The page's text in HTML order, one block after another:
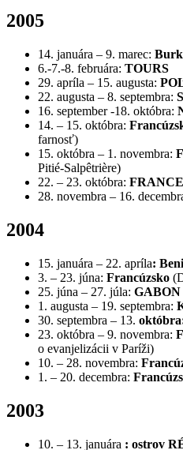
2005
14. januára – 9. marec:
6.-7.-8. februára: TOURS
29. apríla – 15. augusta:
22. augusta – 8. septembra:
16. september -18. októbra:
14. – 15. októbra:
farnosť)
15. októbra – 1. novembra:
Pitié-Salpêtrière)
22. – 23. októbra: FRANCE
28. novembra – 16.
2004
15. januára – 22. apríla:
3. – 23. júna: Francúzsko
25. júna – 27. júla: GABON
1. augusta – 19. septembra:
30. septembra – 13.
23. októbra – 9. novembra:
o evanjelizácii v Paríži)
10. – 28. novembra:
1. – 20. decembra:
2003
10. – 13. januára : ostrov